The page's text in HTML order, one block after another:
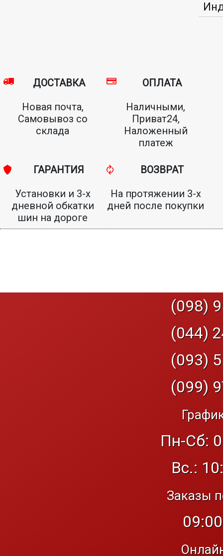
ДОСТАВКА
Новая почта,
Самовывоз со
склада
ОПЛАТА
Наличными,
Приват24,
Наложенный
платеж
ГАРАНТИЯ
Установки и 3-х
дневной обкатки
шин на дороге
ВОЗВРАТ
На протяжении 3-х
дней после покупки
(098)
(044)
(093)
(099)
Пн-Сб:
Вс.:
Заказы